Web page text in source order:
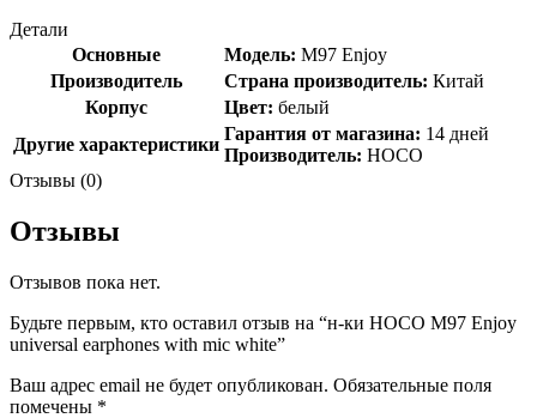
Детали
Основные
Модель: M97 Enjoy
Производитель
Страна производитель: Китай
Корпус
Цвет: белый
Другие характеристики
Гарантия от магазина: 14 дней
Производитель: HOCO
Отзывы (0)
Отзывы
Отзывов пока нет.
Будьте первым, кто оставил отзыв на “н-ки HOCO M97 Enjoy
universal earphones with mic white”
Ваш адрес email не будет опубликован. Обязательные поля
помечены *